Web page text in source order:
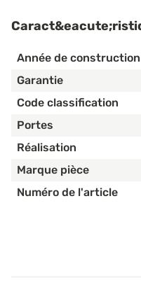
Année de construction
Garantie
Code classification
Portes
Réalisation
Marque pièce
Numéro de l'article